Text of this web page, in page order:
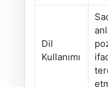
Dil
Kullanımı